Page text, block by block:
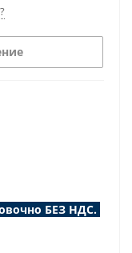
БЕЗ НДС.